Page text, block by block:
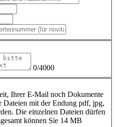
0/4000
Ihrer E-Mail noch Dokumente
Dateien mit der Endung pdf, jpg,
Die einzelnen Dateien dürfen
können Sie 14 MB